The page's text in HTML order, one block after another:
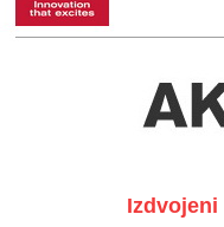
Izdvojeni